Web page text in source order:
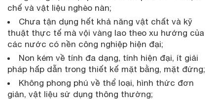
chế và vật liệu nghèo nàn;
Chưa tận dụng hết khả năng vật chất và kỹ
thuật thực tế mà vội vàng lao theo xu hướng của
các nước có nền công nghiệp hiện đại;
Non kém về tính đa dạng, tính hiện đại, ít giải
pháp hấp dẫn trong thiết kế mặt bằng, mặt đứng;
Không phong phú về thể loại, hình thức đơn
giản, vật liệu sử dụng thông thường;